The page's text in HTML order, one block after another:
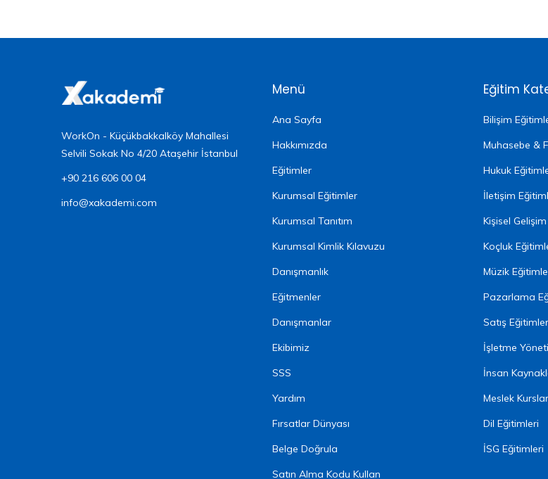
WorkOn - Küçükbakkalköy Mahallesi
Selvili Sokak No 4/20 Ataşehir İstanbul
+90 216 606 00 04
info@xakademi.com
Menü
Ana Sayfa
Hakkımızda
Eğitimler
Kurumsal Eğitimler
Kurumsal Tanıtım
Kurumsal Kimlik Kılavuzu
Danışmanlık
Eğitmenler
Danışmanlar
Ekibimiz
SSS
Yardım
Fırsatlar Dünyası
Belge Doğrula
Satın Alma Kodu Kullan
Eğitim
Bilişim
Muhasebe &
Hukuk
İletişim
Kişisel
Koçluk
Müzik
Pazarlama
Satış
İşletme
İnsan
Meslek
Dil Eğitimleri
İSG Eğitimleri